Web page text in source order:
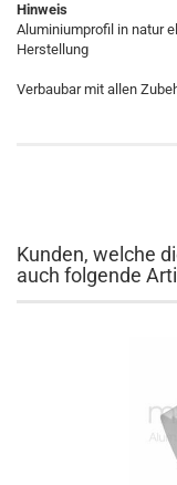
Hinweis
Aluminiumprofil in natur
Herstellung
Verbaubar mit allen
Kunden, welche
auch folgende